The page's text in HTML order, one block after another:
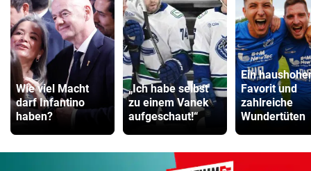
Wie viel Macht
darf Infantino
haben?
„Ich habe selbst
zu einem Vanek
aufgeschaut!“
Ein
Favorit und
zahlreiche
Wundertüten